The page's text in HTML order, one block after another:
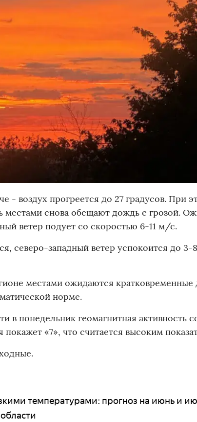
- воздух прогреется до 27 градусов. При
местами снова обещают дождь с грозой.
ветер подует со скоростью 6-11 м/с.
северо-западный ветер успокоится до
местами ожидаются
норме.
в понедельник геомагнитная активность
«7», что считается высоким
температурами: прогноз на июнь и